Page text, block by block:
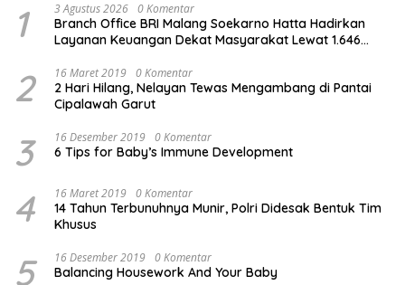
1 3 Agustus 2026 0 Komentar
Branch Office BRI Malang Soekarno Hatta Hadirkan
Layanan Keuangan Dekat Masyarakat Lewat 1.646
2 16 Maret 2019 0 Komentar
2 Hari Hilang, Nelayan Tewas Mengambang di Pantai
Cipalawah Garut
3 16 Desember 2019 0 Komentar
6 Tips for Baby’s Immune Development
4 16 Maret 2019 0 Komentar
14 Tahun Terbunuhnya Munir, Polri Didesak Bentuk Tim
Khusus
5 16 Desember 2019 0 Komentar
Balancing Housework And Your Baby